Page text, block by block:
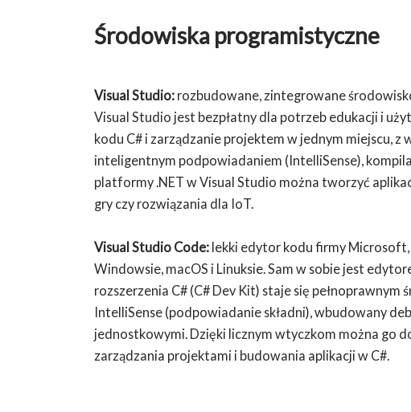
Środowiska programistyczne
Visual Studio: rozbudowane, zintegrowane
Visual Studio jest bezpłatny dla potrzeb edukacji i
kodu C# i zarządzanie projektem w jednym miejscu,
inteligentnym podpowiadaniem (IntelliSense),
platformy .NET w Visual Studio można tworzyć
gry czy rozwiązania dla IoT.
Visual Studio Code: lekki edytor kodu firmy
Windowsie, macOS i Linuksie. Sam w sobie jest
rozszerzenia C# (C# Dev Kit) staje się
IntelliSense (podpowiadanie składni), wbudowany
jednostkowymi. Dzięki licznym wtyczkom można go
zarządzania projektami i budowania aplikacji w C#.